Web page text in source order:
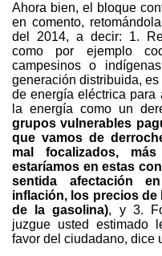
Ahora bien, el bloque
en comento,
del 2014, a decir: 1.
como por ejemplo
campesinos o
generación distribuida,
de energía eléctrica para
la energía como un
grupos vulnerables
que vamos de
mal focalizados,
estaríamos en estas
sentida afectación
inflación, los precios de
de la gasolina), y 3.
juzgue usted estimado
favor del ciudadano, dice